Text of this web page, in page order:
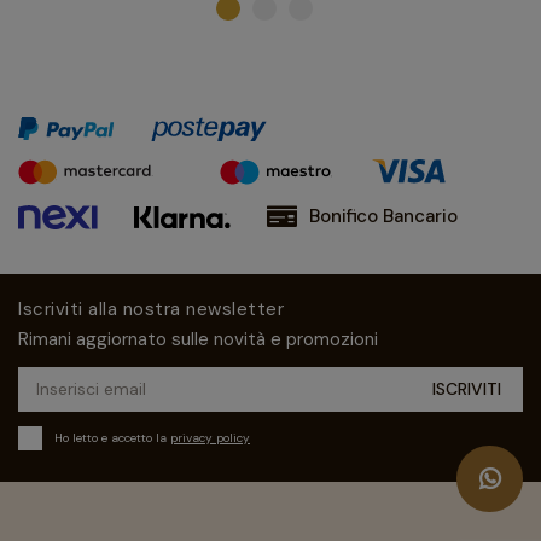
Bonifico Bancario
Iscriviti alla nostra newsletter
Rimani aggiornato sulle novità e promozioni
Ho letto e accetto la privacy policy